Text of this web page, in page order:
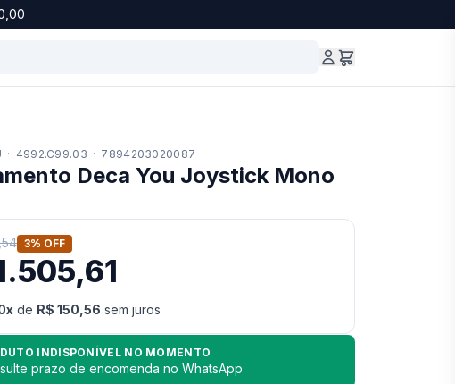
· 4992.C99.03 · 7894203020087
Deca You Joystick Mono
3% OFF
x de R$ 150,56 sem juros
INDISPONÍVEL NO MOMENTO
prazo de encomenda no WhatsApp